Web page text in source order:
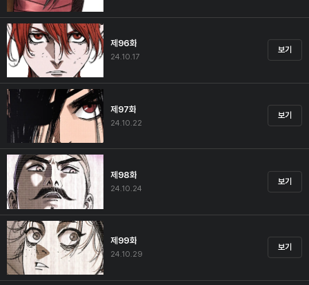
제96화
24.10.17
보기
제97화
24.10.22
보기
제98화
24.10.24
보기
제99화
24.10.29
보기